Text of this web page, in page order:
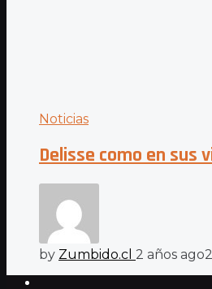
Noticias
Delisse como en sus
by Zumbido.cl 2 años ago